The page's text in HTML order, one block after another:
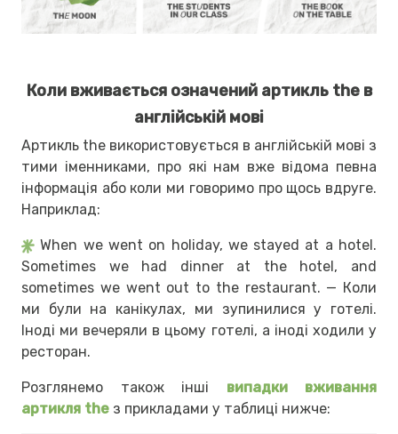
Коли вживається означений артикль the в
англійській мові
Артикль the використовується в англійській мові з
тими іменниками, про які нам вже відома певна
інформація або коли ми говоримо про щось вдруге.
Наприклад:
When we went on holiday, we stayed at a hotel.
Sometimes we had dinner at the hotel, and
sometimes we went out to the restaurant. — Коли
ми були на канікулах, ми зупинилися у готелі.
Іноді ми вечеряли в цьому готелі, а іноді ходили у
ресторан.
Розглянемо також інші випадки вживання
артикля the з прикладами у таблиці нижче: